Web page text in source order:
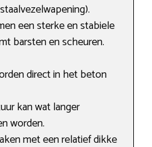
een sterke en stabiele
barsten en scheuren.
direct in het beton
kan wat langer
worden.
met een relatief dikke